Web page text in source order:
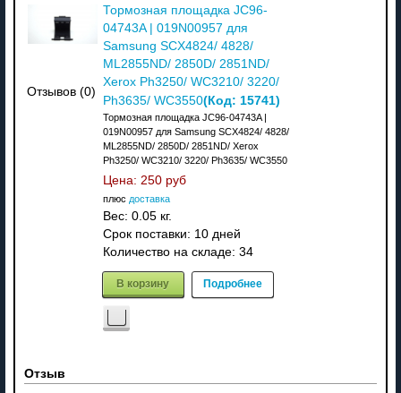
Отзывов (0)
Тормозная площадка JC96-
04743A | 019N00957 для
Samsung SCX4824/ 4828/
ML2855ND/ 2850D/ 2851ND/
Xerox Ph3250/ WC3210/ 3220/
Ph3635/ WC3550(Код: 15741)
Тормозная площадка JC96-04743A |
019N00957 для Samsung SCX4824/ 4828/
ML2855ND/ 2850D/ 2851ND/ Xerox
Ph3250/ WC3210/ 3220/ Ph3635/ WC3550
Цена: 250 руб
плюс доставка
Вес: 0.05 кг.
Срок поставки: 10 дней
Количество на складе: 34
В корзину Подробнее
Отзыв